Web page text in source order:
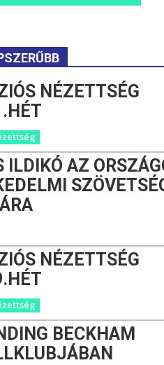
NÉZETTSÉG
ILDIKÓ AZ
NÉZETTSÉG
BECKHAM